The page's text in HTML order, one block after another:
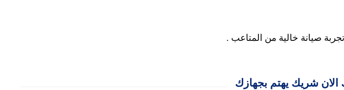
صيانة خالية من المتاعب .
شريك يهتم بجهازك